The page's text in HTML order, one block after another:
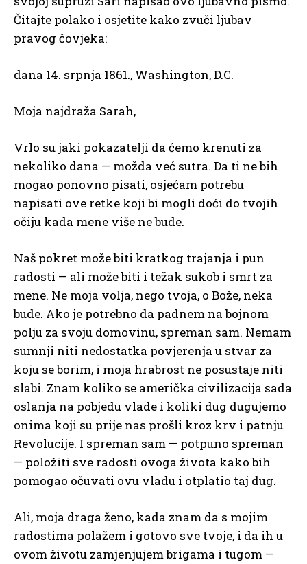
Čitajte polako i osjetite kako zvuči ljubav
pravog čovjeka:
dana 14. srpnja 1861., Washington, D.C.
Moja najdraža Sarah,
Vrlo su jaki pokazatelji da ćemo krenuti za
nekoliko dana — možda već sutra. Da ti ne bih
mogao ponovno pisati, osjećam potrebu
napisati ove retke koji bi mogli doći do tvojih
očiju kada mene više ne bude.
Naš pokret može biti kratkog trajanja i pun
radosti — ali može biti i težak sukob i smrt za
mene. Ne moja volja, nego tvoja, o Bože, neka
bude. Ako je potrebno da padnem na bojnom
polju za svoju domovinu, spreman sam. Nemam
sumnji niti nedostatka povjerenja u stvar za
koju se borim, i moja hrabrost ne posustaje niti
slabi. Znam koliko se američka civilizacija sada
oslanja na pobjedu vlade i koliki dug dugujemo
onima koji su prije nas prošli kroz krv i patnju
Revolucije. I spreman sam — potpuno spreman
— položiti sve radosti ovoga života kako bih
pomogao očuvati ovu vladu i otplatio taj dug.
Ali, moja draga ženo, kada znam da s mojim
radostima polažem i gotovo sve tvoje, i da ih u
ovom životu zamjenjujem brigama i tugom —